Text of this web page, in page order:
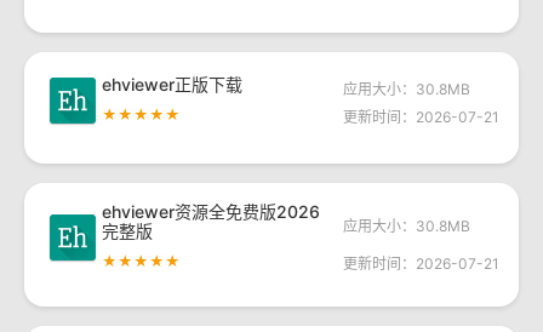
ehviewer正版下载
★★★★★
应用大小：30.8MB
更新时间：2026-07-21
ehviewer资源全免费版2026
完整版
★★★★★
应用大小：30.8MB
更新时间：2026-07-21